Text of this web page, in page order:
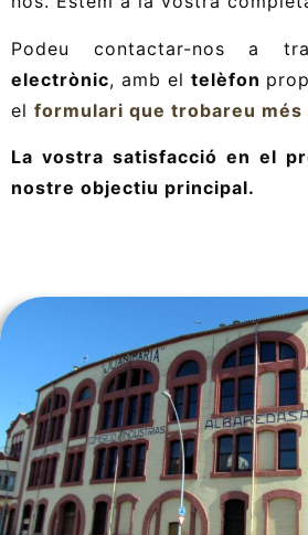
Podeu contactar-nos a
electrònic, amb el telèfon
el formulari que trobareu més
La vostra satisfacció en el
nostre objectiu principal.